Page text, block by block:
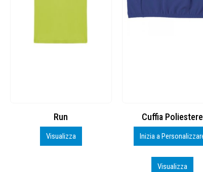
Cuffia Poliestere
Inizia a Personalizzare
BS600 – 5139960
Personalizza
Visualizza